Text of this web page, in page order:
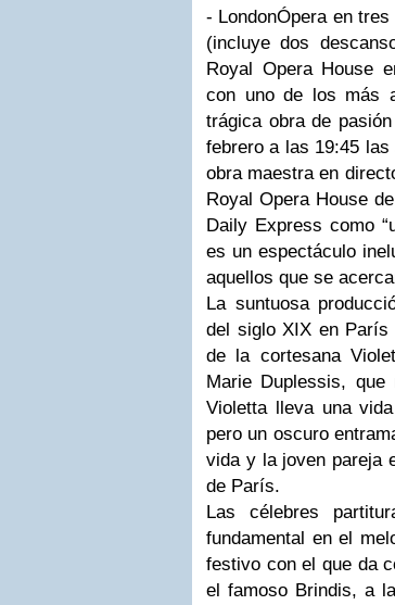
- LondonÓpera en tres
(incluye dos
Royal Opera House
con uno de los más
trágica obra de
febrero a las 19:45
obra maestra en
Royal Opera House de
Daily Express como
es un espectáculo
aquellos que se
La suntuosa
del siglo XIX en París
de la cortesana
Marie Duplessis,
Violetta lleva una
pero un oscuro
vida y la joven pareja
de París.
Las célebres
fundamental en el
festivo con el que da
el famoso Brindis, a